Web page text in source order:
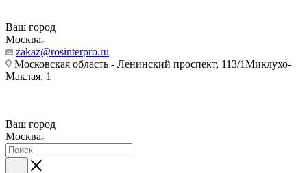
Ваш город
Москва
zakaz@rosinterpro.ru
Московская область - Ленинский проспект, 113/1Миклухо-
Маклая, 1
Ваш город
Москва